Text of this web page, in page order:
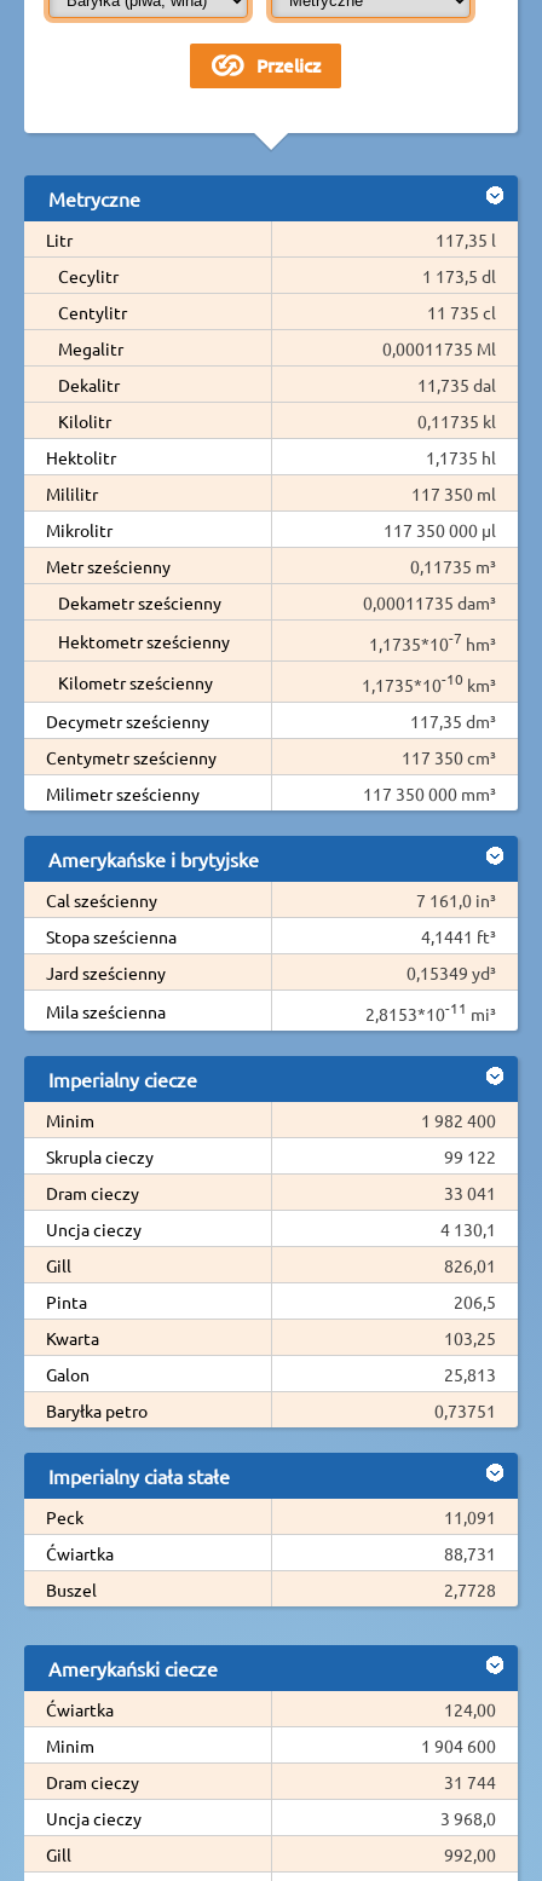
Metryczne
Litr
117,35 l
Cecylitr
1 173,5 dl
Centylitr
11 735 cl
Megalitr
0,00011735 Ml
Dekalitr
11,735 dal
Kilolitr
0,11735 kl
Hektolitr
1,1735 hl
Mililitr
117 350 ml
Mikrolitr
117 350 000 µl
Metr sześcienny
0,11735 m³
Dekametr sześcienny
0,00011735 dam³
Hektometr sześcienny
1,1735*10-7 hm³
Kilometr sześcienny
1,1735*10-10 km³
Decymetr sześcienny
117,35 dm³
Centymetr sześcienny
117 350 cm³
Milimetr sześcienny
117 350 000 mm³
Amerykańske i brytyjske
Cal sześcienny
7 161,0 in³
Stopa sześcienna
4,1441 ft³
Jard sześcienny
0,15349 yd³
Mila sześcienna
2,8153*10-11 mi³
Imperialny ciecze
Minim
1 982 400
Skrupla cieczy
99 122
Dram cieczy
33 041
Uncja cieczy
4 130,1
Gill
826,01
Pinta
206,5
Kwarta
103,25
Galon
25,813
Baryłka petro
0,73751
Imperialny ciała stałe
Peck
11,091
Ćwiartka
88,731
Buszel
2,7728
Amerykański ciecze
Ćwiartka
124,00
Minim
1 904 600
Dram cieczy
31 744
Uncja cieczy
3 968,0
Gill
992,00